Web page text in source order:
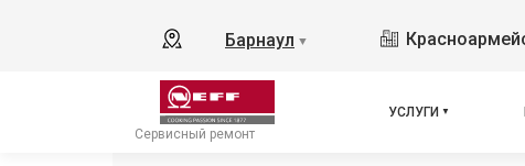
Барнаул ▼
Сервисный ремонт
УСЛУГИ